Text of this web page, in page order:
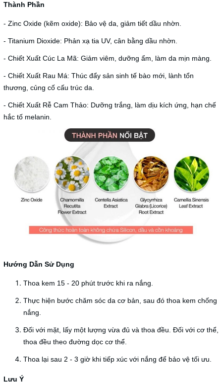
Thành Phần
- Zinc Oxide (kẽm oxide): Bảo vệ da, giảm tiết dầu nhờn.
- Titanium Dioxide: Phản xạ tia UV, cân bằng dầu nhờn.
- Chiết Xuất Cúc La Mã: Giảm viêm, dưỡng ẩm, làm da mịn màng.
- Chiết Xuất Rau Má: Thúc đẩy sản sinh tế bào mới, lành tổn
thương, củng cố cấu trúc da.
- Chiết Xuất Rễ Cam Thảo: Dưỡng trắng, làm dịu kích ứng, hạn chế
hắc tố melanin.
Hướng Dẫn Sử Dụng
Thoa kem 15 - 20 phút trước khi ra nắng.
Thực hiện bước chăm sóc da cơ bản, sau đó thoa kem chống
nắng.
Đối với mặt, lấy một lượng vừa đủ và thoa đều. Đối với cơ thể,
thoa đều theo đường dọc cơ thể.
Thoa lại sau 2 - 3 giờ khi tiếp xúc với nắng để bảo vệ tối ưu.
Lưu Ý